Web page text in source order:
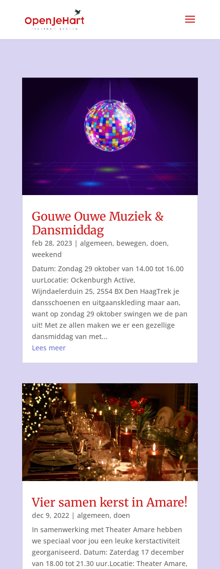
Gouwe Ouwe Muziek &
Dansmiddag
feb 28, 2023| algemeen, bewegen, doen,
weekend
Datum: Zondag 29 oktober van 14.00 tot 16.00
uurLocatie: Ockenburgh Active,
Wijndaelerduin 25, 2554 BX Den HaagTrek je
dansschoenen en uitgaanskleding maar aan,
want op zondag 29 oktober swingen we de pan
uit! Met ze allen maken we er een gezellige
dansmiddag van met...
Lees meer
Vier samen kerst in Amare!
dec 9, 2022| algemeen, doen
In samenwerking met Theater Amare hebben
we speciaal voor jou een leuke kerstactiviteit
georganiseerd. Datum: Zaterdag 17 december
van 18.00 tot 21.30 uur.Locatie: Theater Amare,